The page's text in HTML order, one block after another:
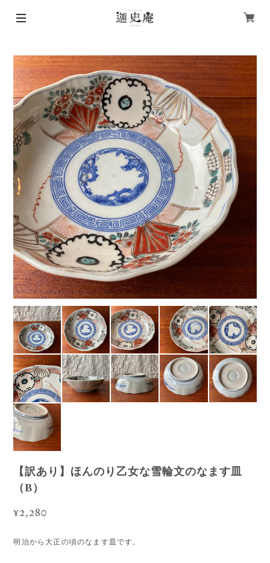
【訳あり】ほんのり乙女な雪輪文のなます皿
（B）
¥2,280
明治から大正の頃のなます皿です。